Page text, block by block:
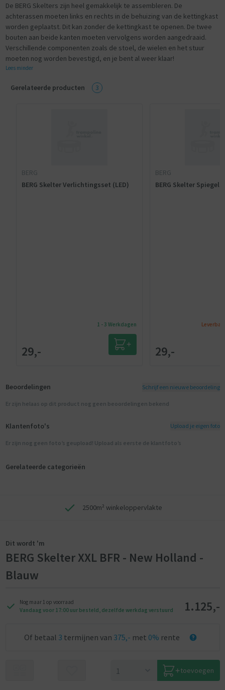
De BERG Skelters zijn heel gemakkelijk te assembleren. De
achterassen moeten links en rechts in de behuizing van de kettingkast
worden geplaatst. Dit kan zonder de kettingkast te openen. De twee
bouten aan beide kanten moeten vervolgens worden aangedraaid.
Verschillende componenten zoals de stoel, de wielen en het stuur
moeten nog worden bevestigd, en je bent al weer klaar!
Lees minder
Gerelateerde producten 3
BERG
BERG Skelter Verlichtingsset (LED)
29,-
1 - 3 Werkdagen
BERG
BERG Skelter
29,-
Beoordelingen Schrijf een nieuwe beoordeling
Er zijn helaas op dit product nog geen beoordelingen bekend
Klantenfoto's Upload je eigen foto
Er zijn nog geen foto’s geupload! Upload als eerste de klantfoto’s
Gerelateerde categorieën
2500m² winkeloppervlakte
Dit wordt 'm
BERG Skelter XXL BFR - New Holland -
Blauw
Nog maar 1 op voorraad
Vandaag voor 17:00 uur besteld, dezelfde werkdag verstuurd
1.125,-
Of betaal 3 termijnen van 375,- met 0% rente
toevoegen